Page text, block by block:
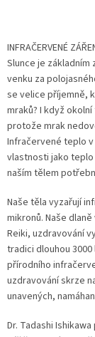
INFRAČERVENÉ
Slunce je
venku za
se velice příjemně,
mraků? I když
protože mrak
Infračervené teplo
vlastnosti jako
naším tělem
Naše těla vyzařují
mikronů. Naše
Reiki, uzdravování
tradici dlouhou
přírodního
uzdravování skrze
unavených,
Dr. Tadashi